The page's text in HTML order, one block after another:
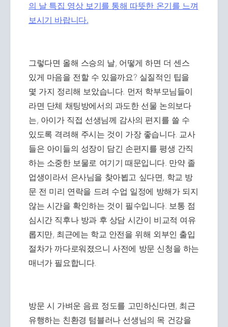
의 날 특집 영상 보기를 통해 따뜻한 온기를 느껴
보시기 바랍니다.
그렇다면 올해 스승의 날, 어떻게 하면 더 센스
있게 마음을 전할 수 있을까요? 실질적인 팁을
몇 가지 정리해 보았습니다. 먼저 학부모님들이
라면 단체 채팅방에서의 과도한 선물 논의보다
는, 아이가 직접 선생님께 감사의 편지를 쓸 수
있도록 격려해 주시는 것이 가장 좋습니다. 교사
들은 아이들의 성장이 담긴 손편지를 평생 간직
하는 소중한 보물로 여기기 때문입니다. 만약 졸
업생이라서 은사님을 찾아뵙고 싶다면, 학교 방
문 전 미리 연락을 드려 수업 일정에 방해가 되지
않는 시간을 확인하는 것이 필수입니다. 보통 점
심시간 직후나 방과 후 상담 시간이 비교적 여유
롭지만, 최근에는 학교 안전을 위해 외부인 출입
절차가 까다로워졌으니 사전에 방문 신청을 하는
매너가 필요합니다.
방문 시 가벼운 음료 정도를 고민하신다면, 최근
유행하는 친환경 텀블러나 선생님의 목 건강을